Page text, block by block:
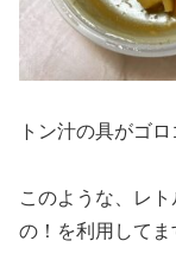
トン汁の具がゴ
このような、レ
の！を利用してま